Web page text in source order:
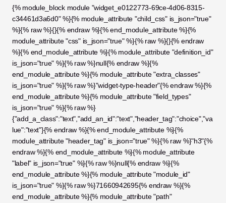
{% module_block module "widget_e0122773-69ce-4d06-8315-
c34461d3a6d0" %}{% module_attribute "child_css" is_json="true"
%}{% raw %}{}{% endraw %}{% end_module_attribute %}{%
module_attribute "css" is_json="true" %}{% raw %}{}{% endraw
%}{% end_module_attribute %}{% module_attribute "definition_id"
is_json="true" %}{% raw %}null{% endraw %}{%
end_module_attribute %}{% module_attribute "extra_classes"
is_json="true" %}{% raw %}"widget-type-header"{% endraw %}{%
end_module_attribute %}{% module_attribute "field_types"
is_json="true" %}{% raw %}
{"add_a_class":"text","add_an_id":"text","header_tag":"choice","va
lue":"text"}{% endraw %}{% end_module_attribute %}{%
module_attribute "header_tag" is_json="true" %}{% raw %}"h3"{%
endraw %}{% end_module_attribute %}{% module_attribute
"label" is_json="true" %}{% raw %}null{% endraw %}{%
end_module_attribute %}{% module_attribute "module_id"
is_json="true" %}{% raw %}71660942695{% endraw %}{%
end_module_attribute %}{% module_attribute "path"